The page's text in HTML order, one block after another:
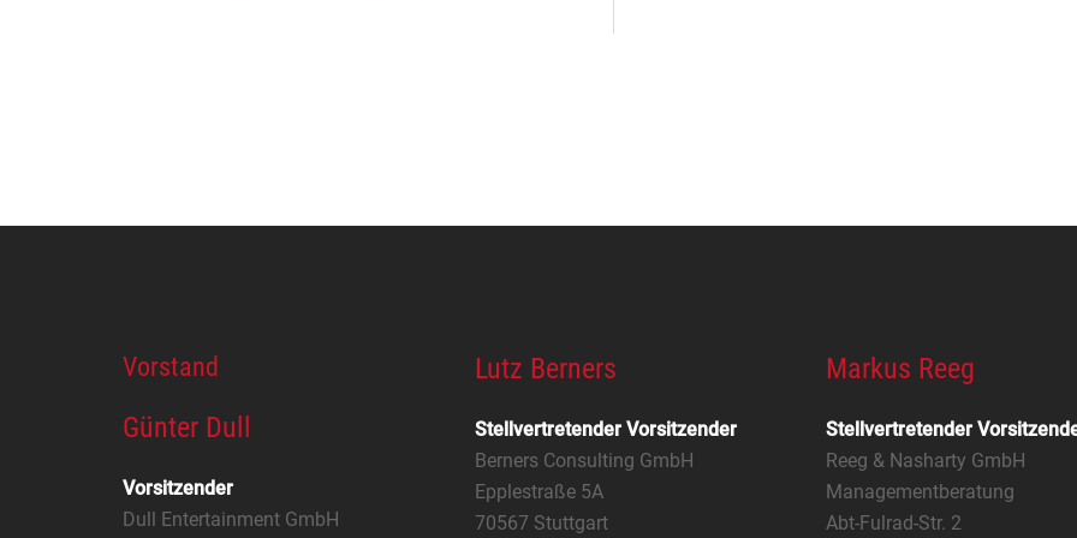
Vorstand
Günter Dull
Vorsitzender
Dull Entertainment GmbH
Lutz Berners
Stellvertretender Vorsitzender
Berners Consulting GmbH
Epplestraße 5A
70567 Stuttgart
Markus Reeg
Stellvertretender
Reeg & Nasharty GmbH
Managementberatung
Abt-Fulrad-Str. 2